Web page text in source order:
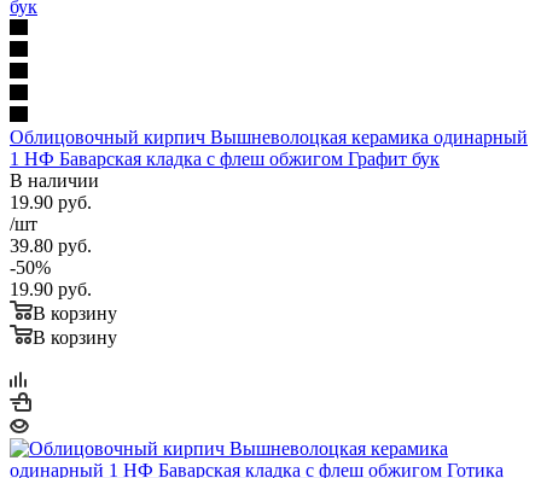
Облицовочный кирпич Вышневолоцкая керамика одинарный
1 НФ Баварская кладка с флеш обжигом Графит бук
В наличии
19.90 руб.
/шт
39.80 руб.
-50%
19.90 руб.
В корзину
В корзину